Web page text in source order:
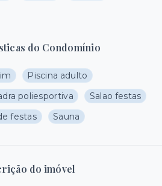
do Condomínio
Piscina adulto
poliesportiva
Salao festas
festas Sauna
do imóvel